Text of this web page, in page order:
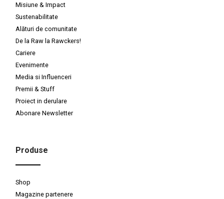
Misiune & Impact
Sustenabilitate
Alături de comunitate
De la Raw la Rawckers!
Cariere
Evenimente
Media si Influenceri
Premii & Stuff
Proiect in derulare
Abonare Newsletter
Produse
Shop
Magazine partenere